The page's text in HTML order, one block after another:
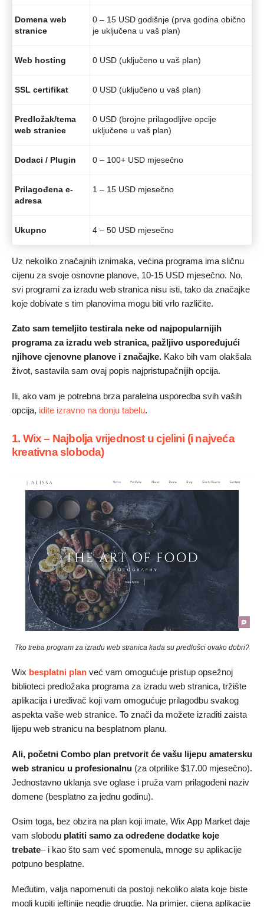
Domena web
stranice
0 – 15 USD godišnje (prva godina obično
je uključena u vaš plan)
Web hosting 0 USD (uključeno u vaš plan)
SSL certifikat 0 USD (uključeno u vaš plan)
Predložak/tema
web stranice
0 USD (brojne prilagodljive opcije
uključene u vaš plan)
Dodaci / Plugin 0 – 100+ USD mjesečno
Prilagođena e-
adresa
1 – 15 USD mjesečno
Ukupno 4 – 50 USD mjesečno
Uz nekoliko značajnih iznimaka, većina programa ima sličnu
cijenu za svoje osnovne planove, 10-15 USD mjesečno. No,
svi programi za izradu web stranica nisu isti, tako da značajke
koje dobivate s tim planovima mogu biti vrlo različite.
Zato sam temeljito testirala neke od najpopularnijih
programa za izradu web stranica, pažljivo uspoređujući
njihove cjenovne planove i značajke. Kako bih vam olakšala
život, sastavila sam ovaj popis najpristupačnijih opcija.
Ili, ako vam je potrebna brza paralelna usporedba svih vaših
opcija, idite izravno na donju tabelu.
1. Wix – Najbolja vrijednost u cjelini (i najveća
kreativna sloboda)
Tko treba program za izradu web stranica kada su predlošci ovako dobri?
Wix besplatni plan već vam omogućuje pristup opsežnoj
biblioteci predložaka programa za izradu web stranica, tržište
aplikacija i uređivač koji vam omogućuje prilagodbu svakog
aspekta vaše web stranice. To znači da možete izraditi zaista
lijepu web stranicu na besplatnom planu.
Ali, početni Combo plan pretvorit će vašu lijepu amatersku
web stranicu u profesionalnu (za otprilike $17.00 mjesečno).
Jednostavno uklanja sve oglase i pruža vam prilagođeni naziv
domene (besplatno za jednu godinu).
Osim toga, bez obzira na plan koji imate, Wix App Market daje
vam slobodu platiti samo za određene dodatke koje
trebate– i kao što sam već spomenula, mnoge su aplikacije
potpuno besplatne.
Međutim, valja napomenuti da postoji nekoliko alata koje biste
mogli kupiti jeftinije negdje drugdje. Na primjer, cijena aplikacije